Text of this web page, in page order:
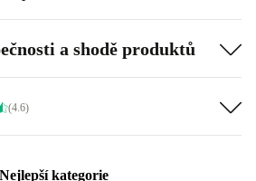
a shodě produktů
(4.6)
Nejlepší kategorie